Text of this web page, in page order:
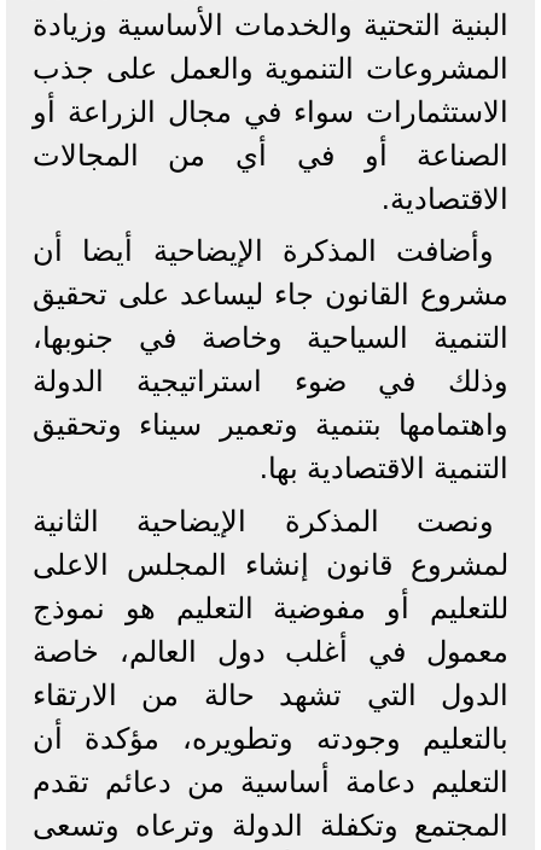
البنية التحتية والخدمات الأساسية وزيادة
المشروعات التنموية والعمل على جذب
الاستثمارات سواء في مجال الزراعة أو
الصناعة أو في أي من المجالات
الاقتصادية.
وأضافت المذكرة الإيضاحية أيضا أن
مشروع القانون جاء ليساعد على تحقيق
التنمية السياحية وخاصة في جنوبها،
وذلك في ضوء استراتيجية الدولة
واهتمامها بتنمية وتعمير سيناء وتحقيق
التنمية الاقتصادية بها.
ونصت المذكرة الإيضاحية الثانية
لمشروع قانون إنشاء المجلس الاعلى
للتعليم أو مفوضية التعليم هو نموذج
معمول في أغلب دول العالم، خاصة
الدول التي تشهد حالة من الارتقاء
بالتعليم وجودته وتطويره، مؤكدة أن
التعليم دعامة أساسية من دعائم تقدم
المجتمع وتكفلة الدولة وترعاه وتسعى